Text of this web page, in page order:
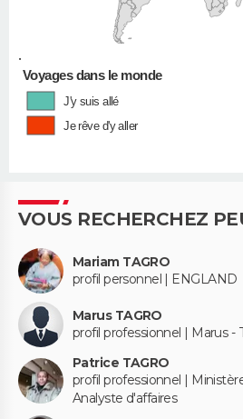
•
Voyages dans le monde
J'y suis allé
Je rêve d'y aller
VOUS RECHERCHEZ
Mariam TAGRO
profil personnel | ENGLAND
Marus TAGRO
profil professionnel | Marus -
Patrice TAGRO
profil professionnel |
Analyste d'affaires